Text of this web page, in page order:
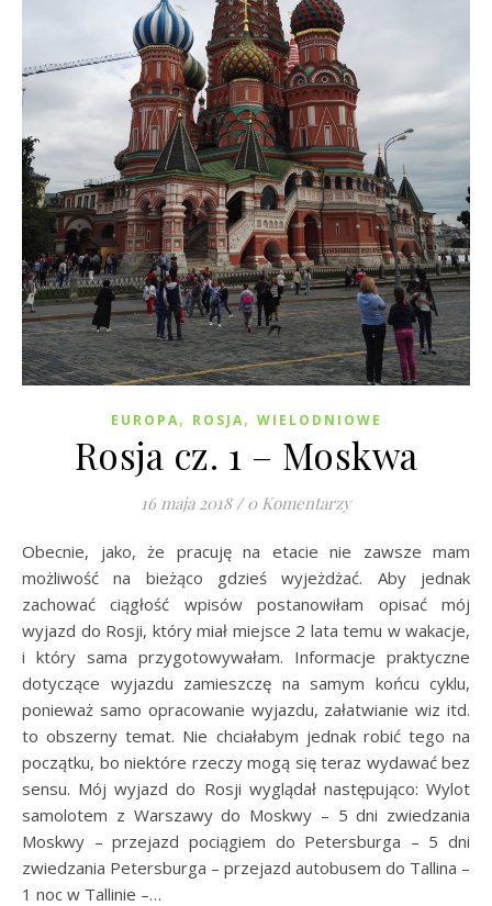
EUROPA, ROSJA, WIELODNIOWE
Rosja cz. 1 – Moskwa
16 maja 2018 / 0 Komentarzy
Obecnie, jako, że pracuję na etacie nie zawsze mam
możliwość na bieżąco gdzieś wyjeżdżać. Aby jednak
zachować ciągłość wpisów postanowiłam opisać mój
wyjazd do Rosji, który miał miejsce 2 lata temu w wakacje,
i który sama przygotowywałam. Informacje praktyczne
dotyczące wyjazdu zamieszczę na samym końcu cyklu,
ponieważ samo opracowanie wyjazdu, załatwianie wiz itd.
to obszerny temat. Nie chciałabym jednak robić tego na
początku, bo niektóre rzeczy mogą się teraz wydawać bez
sensu. Mój wyjazd do Rosji wyglądał następująco: Wylot
samolotem z Warszawy do Moskwy – 5 dni zwiedzania
Moskwy – przejazd pociągiem do Petersburga – 5 dni
zwiedzania Petersburga – przejazd autobusem do Tallina –
1 noc w Tallinie –…